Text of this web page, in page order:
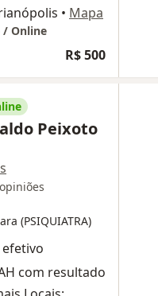
• Mapa
/ Online
R$ 500
Peixoto
(PSIQUIATRA)
com resultado